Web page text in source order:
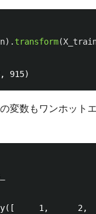
). transform(
変数もワンホット
1,